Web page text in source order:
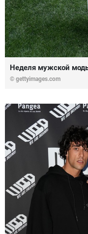
Неделя мужской
© gettyimages.com